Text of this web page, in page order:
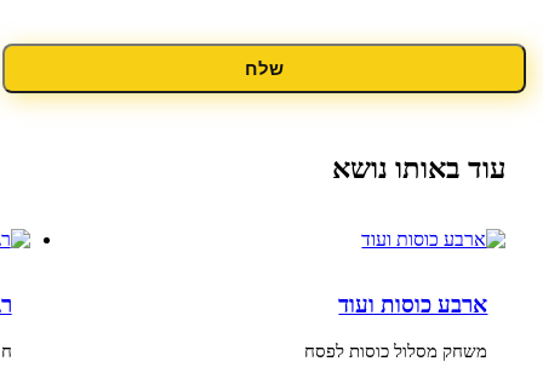
נושא
כוסות ועוד
כוסות לפסח
רגע לפני
חושבים לפני